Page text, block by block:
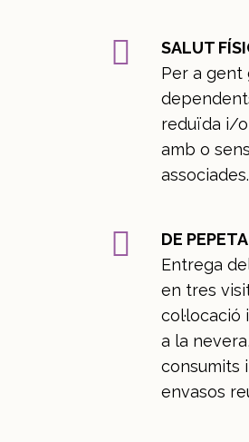
SALUT
Per a gent
reduïda i/
amb o
associades.
DE
Entrega
en tres
a la
consumits
envasos